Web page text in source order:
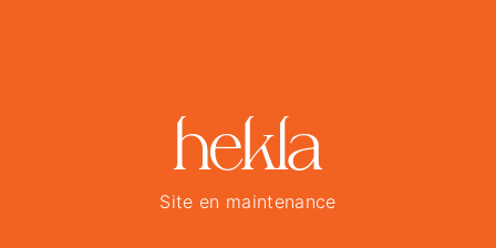
Site en maintenance